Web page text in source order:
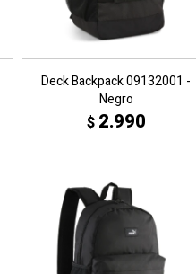
Deck Backpack 09132001 -
Negro
$ 2.990